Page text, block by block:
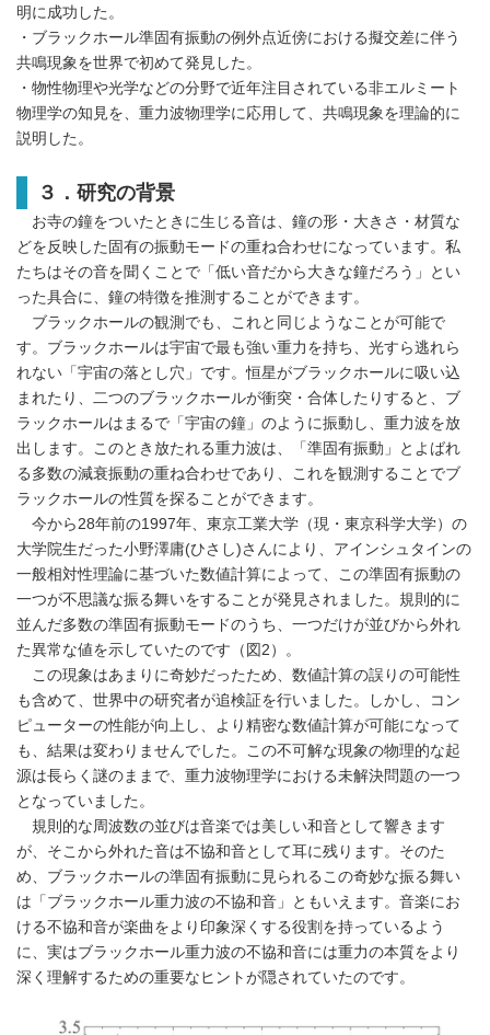
明に成功した。
・ブラックホール準固有振動の例外点近傍における擬交差に伴う
共鳴現象を世界で初めて発見した。
・物性物理や光学などの分野で近年注目されている非エルミート
物理学の知見を、重力波物理学に応用して、共鳴現象を理論的に
説明した。
３．研究の背景
お寺の鐘をついたときに生じる音は、鐘の形・大きさ・材質な
どを反映した固有の振動モードの重ね合わせになっています。私
たちはその音を聞くことで「低い音だから大きな鐘だろう」とい
った具合に、鐘の特徴を推測することができます。
ブラックホールの観測でも、これと同じようなことが可能で
す。ブラックホールは宇宙で最も強い重力を持ち、光すら逃れら
れない「宇宙の落とし穴」です。恒星がブラックホールに吸い込
まれたり、二つのブラックホールが衝突・合体したりすると、ブ
ラックホールはまるで「宇宙の鐘」のように振動し、重力波を放
出します。このとき放たれる重力波は、「準固有振動」とよばれ
る多数の減衰振動の重ね合わせであり、これを観測することでブ
ラックホールの性質を探ることができます。
今から28年前の1997年、東京工業大学（現・東京科学大学）の
大学院生だった小野澤庸(ひさし)さんにより、アインシュタインの
一般相対性理論に基づいた数値計算によって、この準固有振動の
一つが不思議な振る舞いをすることが発見されました。規則的に
並んだ多数の準固有振動モードのうち、一つだけが並びから外れ
た異常な値を示していたのです（図2）。
この現象はあまりに奇妙だったため、数値計算の誤りの可能性
も含めて、世界中の研究者が追検証を行いました。しかし、コン
ピューターの性能が向上し、より精密な数値計算が可能になって
も、結果は変わりませんでした。この不可解な現象の物理的な起
源は長らく謎のままで、重力波物理学における未解決問題の一つ
となっていました。
規則的な周波数の並びは音楽では美しい和音として響きます
が、そこから外れた音は不協和音として耳に残ります。そのた
め、ブラックホールの準固有振動に見られるこの奇妙な振る舞い
は「ブラックホール重力波の不協和音」ともいえます。音楽にお
ける不協和音が楽曲をより印象深くする役割を持っているよう
に、実はブラックホール重力波の不協和音には重力の本質をより
深く理解するための重要なヒントが隠されていたのです。